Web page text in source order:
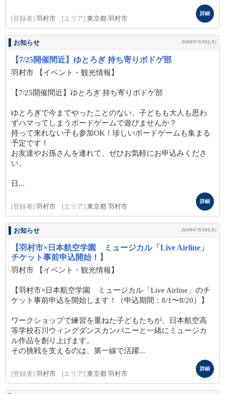
[登録者] 羽村市 [エリア] 東京都 羽村市
詳細
お知らせ 2026年07月20日(月)
【7/25開催間近】ゆとろぎ 持ち寄りボドゲ部
羽村市 【イベント・観光情報】
【7/25開催間近】ゆとろぎ 持ち寄りボドゲ部
ゆとろぎで今までやったことのない、子どもも大人も思わ
ずハマってしまうボードゲームで遊びませんか？
持って来れない子も参加OK！珍しいボードゲームも集まる
予定です！
お友達やお孫さんを連れて、ぜひお気軽にお申込みくださ
い。
日...
[登録者] 羽村市 [エリア] 東京都 羽村市
詳細
お知らせ 2026年07月20日(月)
【羽村市×日本航空学園 ミュージカル「Live Airline」
チケット事前申込開始！】
羽村市 【イベント・観光情報】
【羽村市×日本航空学園 ミュージカル「Live Airline」のチ
ケット事前申込を開始します！（申込期間：8/1〜8/20）】
ワークショップで練習を重ねた子どもたちが、日本航空高
等学校石川ウィングダンスカンパニーと一緒にミュージカ
ル作品を創り上げます。
その挑戦を支えるのは、第一線で活躍...
[登録者] 羽村市 [エリア] 東京都 羽村市
詳細